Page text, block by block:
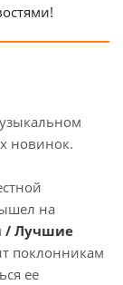
новинок.
на
/ Лучшие
поклонникам
ее